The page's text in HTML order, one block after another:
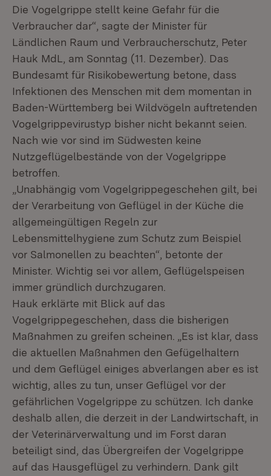
Die Vogelgrippe stellt keine Gefahr für die
Verbraucher dar“, sagte der Minister für
Ländlichen Raum und Verbraucherschutz, Peter
Hauk MdL, am Sonntag (11. Dezember). Das
Bundesamt für Risikobewertung betone, dass
Infektionen des Menschen mit dem momentan in
Baden-Württemberg bei Wildvögeln auftretenden
Vogelgrippevirustyp bisher nicht bekannt seien.
Nach wie vor sind im Südwesten keine
Nutzgeflügelbestände von der Vogelgrippe
betroffen.
„Unabhängig vom Vogelgrippegeschehen gilt, bei
der Verarbeitung von Geflügel in der Küche die
allgemeingültigen Regeln zur
Lebensmittelhygiene zum Schutz zum Beispiel
vor Salmonellen zu beachten“, betonte der
Minister. Wichtig sei vor allem, Geflügelspeisen
immer gründlich durchzugaren.
Hauk erklärte mit Blick auf das
Vogelgrippegeschehen, dass die bisherigen
Maßnahmen zu greifen scheinen. „Es ist klar, dass
die aktuellen Maßnahmen den Gefügelhaltern
und dem Geflügel einiges abverlangen aber es ist
wichtig, alles zu tun, unser Geflügel vor der
gefährlichen Vogelgrippe zu schützen. Ich danke
deshalb allen, die derzeit in der Landwirtschaft, in
der Veterinärverwaltung und im Forst daran
beteiligt sind, das Übergreifen der Vogelgrippe
auf das Hausgeflügel zu verhindern. Dank gilt